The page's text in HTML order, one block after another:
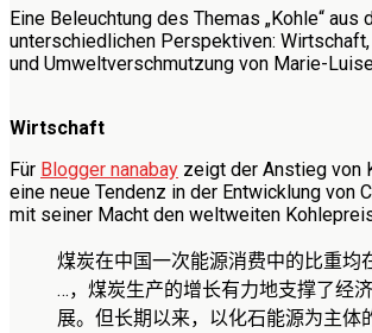
Eine Beleuchtung des Themas „Kohle“ aus
unterschiedlichen Perspektiven: Wirtschaft,
und Umweltverschmutzung von Marie-
Wirtschaft
Für Blogger nanabay zeigt der Anstieg von
eine neue Tendenz in der Entwicklung von
mit seiner Macht den weltweiten
煤炭在中国一次能源消费中的比重均
…，煤炭生产的增长有力地支撑了经
展。但长期以来，以化石能源为主体